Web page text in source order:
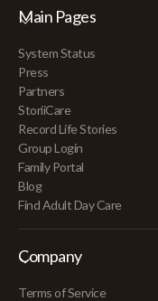
Main Pages
System Status
Press
Partners
StoriiCare
Record Life Stories
Group Login
Family Portal
Blog
Find Adult Day Care
Company
Terms of Service